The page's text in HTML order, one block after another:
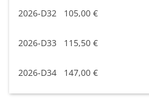
2026-D32 105,00 €
2026-D33 115,50 €
2026-D34 147,00 €